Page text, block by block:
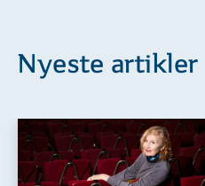
Nyeste artikler